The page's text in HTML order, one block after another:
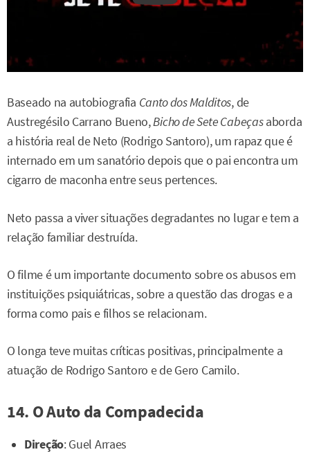
Baseado na autobiografia Canto dos Malditos, de
Austregésilo Carrano Bueno,Bicho de Sete Cabeçasaborda
a história real de Neto (Rodrigo Santoro), um rapaz que é
internado em um sanatório depois que o pai encontra um
cigarro de maconha entre seus pertences.
Neto passa a viver situações degradantes no lugar e tem a
relação familiar destruída.
O filme é um importante documento sobre os abusos em
instituições psiquiátricas, sobre a questão das drogas e a
forma como pais e filhos se relacionam.
O longa teve muitas críticas positivas, principalmente a
atuação de Rodrigo Santoro e de Gero Camilo.
14. O Auto da Compadecida
Direção: Guel Arraes